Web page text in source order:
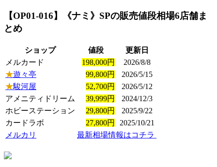
【OP01-016】《ナミ》SPの販売値段相場6店舗ま
とめ
ショップ 値段
更新日
メルカード
198,000円
2026/8/8
★遊々亭 99,800円
2026/5/15
★駿河屋 52,700円
2026/5/12
アメニティドリーム
39,999円
2024/12/3
ホビーステーション
29,800円
2025/9/22
カードラボ
27,800円
2025/10/21
メルカリ
最新相場情報はコチラ